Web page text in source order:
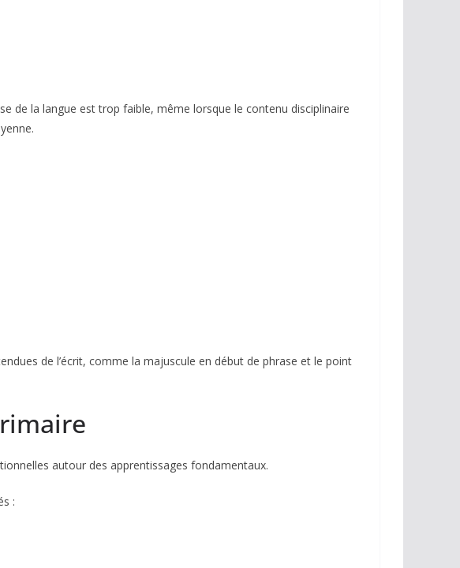
de la langue est trop faible, même lorsque le contenu disciplinaire
de l’écrit, comme la majuscule en début de phrase et le point
autour des apprentissages fondamentaux.
: